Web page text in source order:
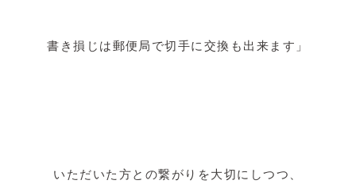
書き損じは郵便局で切手に交換も出来ます」
いただいた方との繋がりを大切にしつつ、